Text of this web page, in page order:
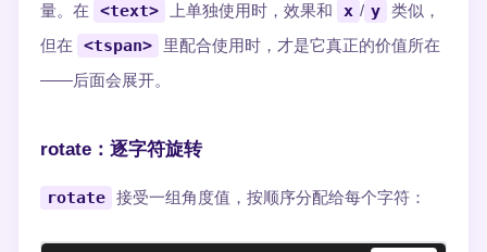
量。在
<text> 上单独使用时，效果和 x / y 类似，
但在
<tspan>
里配合使用时，才是它真正的价值所在
——后面会展开。
rotate：逐字符旋转
rotate 接受一组角度值，按顺序分配给每个字符：